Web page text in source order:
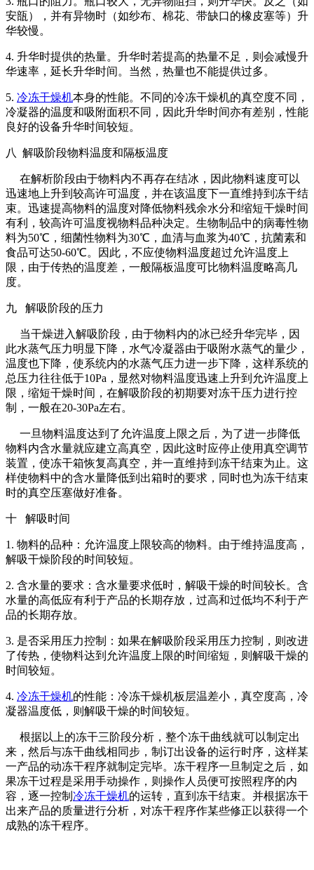
安瓿），并有异物时（如纱布、棉花、带缺口的橡皮塞等）升
华较慢。
4. 升华时提供的热量。升华时若提高的热量不足，则会减慢升
华速率，延长升华时间。当然，热量也不能提供过多。
5. 冷冻干燥机本身的性能。不同的冷冻干燥机的真空度不同，
冷凝器的温度和吸附面积不同，因此升华时间亦有差别，性能
良好的设备升华时间较短。
八 解吸阶段物料温度和隔板温度
在解析阶段由于物料内不再存在结冰，因此物料速度可以
迅速地上升到较高许可温度，并在该温度下一直维持到冻干结
束。迅速提高物料的温度对降低物料残余水分和缩短干燥时间
有利，较高许可温度视物料品种决定。生物制品中的病毒性物
料为50℃，细菌性物料为30℃，血清与血浆为40℃，抗菌素和
食品可达50-60℃。因此，不应使物料温度超过允许温度上
限，由于传热的温度差，一般隔板温度可比物料温度略高几
度。
九 解吸阶段的压力
当干燥进入解吸阶段，由于物料内的冰已经升华完毕，因
此水蒸气压力明显下降，水气冷凝器由于吸附水蒸气的量少，
温度也下降，使系统内的水蒸气压力进一步下降，这样系统的
总压力往往低于10Pa，显然对物料温度迅速上升到允许温度上
限，缩短干燥时间，在解吸阶段的初期要对冻干压力进行控
制，一般在20-30Pa左右。
一旦物料温度达到了允许温度上限之后，为了进一步降低
物料内含水量就应建立高真空，因此这时应停止使用真空调节
装置，使冻干箱恢复高真空，并一直维持到冻干结束为止。这
样使物料中的含水量降低到出箱时的要求，同时也为冻干结束
时的真空压塞做好准备。
十 解吸时间
1. 物料的品种：允许温度上限较高的物料。由于维持温度高，
解吸干燥阶段的时间较短。
2. 含水量的要求：含水量要求低时，解吸干燥的时间较长。含
水量的高低应有利于产品的长期存放，过高和过低均不利于产
品的长期存放。
3. 是否采用压力控制：如果在解吸阶段采用压力控制，则改进
了传热，使物料达到允许温度上限的时间缩短，则解吸干燥的
时间较短。
4. 冷冻干燥机的性能：冷冻干燥机板层温差小，真空度高，冷
凝器温度低，则解吸干燥的时间较短。
根据以上的冻干三阶段分析，整个冻干曲线就可以制定出
来，然后与冻干曲线相同步，制订出设备的运行时序，这样某
一产品的动冻干程序就制定完毕。冻干程序一旦制定之后，如
果冻干过程是采用手动操作，则操作人员便可按照程序的内
容，逐一控制 冷冻干燥机的运转，直到冻干结束。并根据冻干
出来产品的质量进行分析，对冻干程序作某些修正以获得一个
成熟的冻干程序。